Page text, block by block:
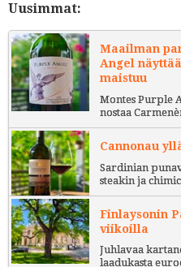
Uusimmat:
Maailman
Angel
maistuu
Montes Purple
nostaa
Cannonau
Sardinian
steakin ja
Finlaysonin
viikoilla
Juhlavaa
laadukasta